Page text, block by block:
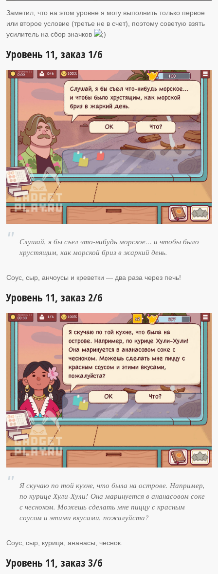
Заметил, что на этом уровне я могу выполнить только первое
или второе условие (третье не в счет), поэтому советую взять
усилитель на сбор значков
Уровень 11, заказ 1/6
Слушай, я бы съел что-нибудь морское… и чтобы было
хрустящим, как морской бриз в жаркий день.
Соус, сыр, анчоусы и креветки — два раза через печь!
Уровень 11, заказ 2/6
Я скучаю по той кухне, что была на острове. Например,
по курице Хули-Хули! Она маринуется в ананасовом соке
с чесноком. Можешь сделать мне пиццу с красным
соусом и этими вкусами, пожалуйста?
Соус, сыр, курица, ананасы, чеснок.
Уровень 11, заказ 3/6